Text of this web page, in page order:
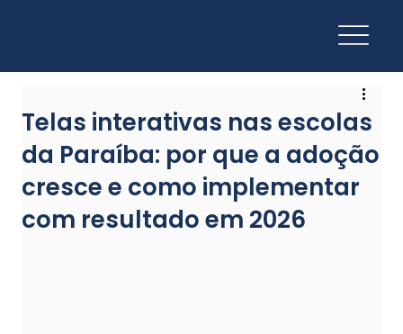
Telas interativas nas escolas
da Paraíba: por que a adoção
cresce e como implementar
com resultado em 2026